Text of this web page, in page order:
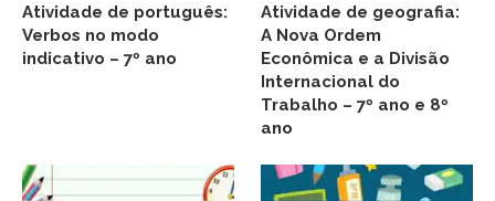
Atividade de português:
Verbos no modo
indicativo – 7º ano
Atividade de geografia:
A Nova Ordem
Econômica e a Divisão
Internacional do
Trabalho – 7º ano e 8º
ano